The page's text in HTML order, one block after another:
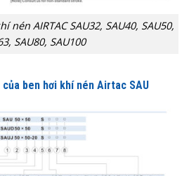
AIRTAC SAU32, SAU40, SAU50,
SAU80, SAU100
ben hơi khí nén Airtac SAU